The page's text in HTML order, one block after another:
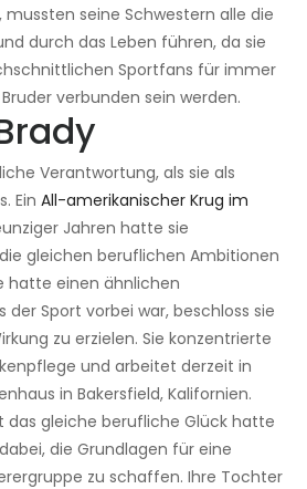
mussten seine Schwestern alle die
durch das Leben führen, da sie
Sportfans für immer
verbunden sein werden.
Verantwortung, als sie als
Ein All-amerikanischer Krug im
Jahren hatte sie
gleichen beruflichen Ambitionen
hatte einen ähnlichen
der Sport vorbei war, beschloss sie
zu erzielen. Sie konzentrierte
und arbeitet derzeit in
in Bakersfield, Kalifornien.
das gleiche berufliche Glück hatte
die Grundlagen für eine
zu schaffen. Ihre Tochter